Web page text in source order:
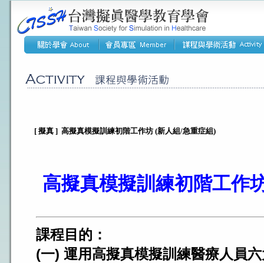
[ 擬真 ] 高擬真模擬訓練初階工作坊 (新人組/急重症組)
高擬真模擬訓練初階工作
課程目的：
(一) 運用高擬真模擬訓練醫療人員